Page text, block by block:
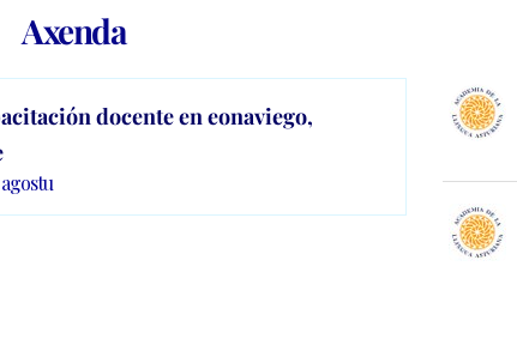
Axenda
docente en eonaviego,